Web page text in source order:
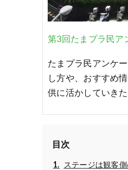
第3回たまプラ民ア
たまプラ民アンケ
し方や、おすすめ
供に活かしていき
目次
ステージは観客